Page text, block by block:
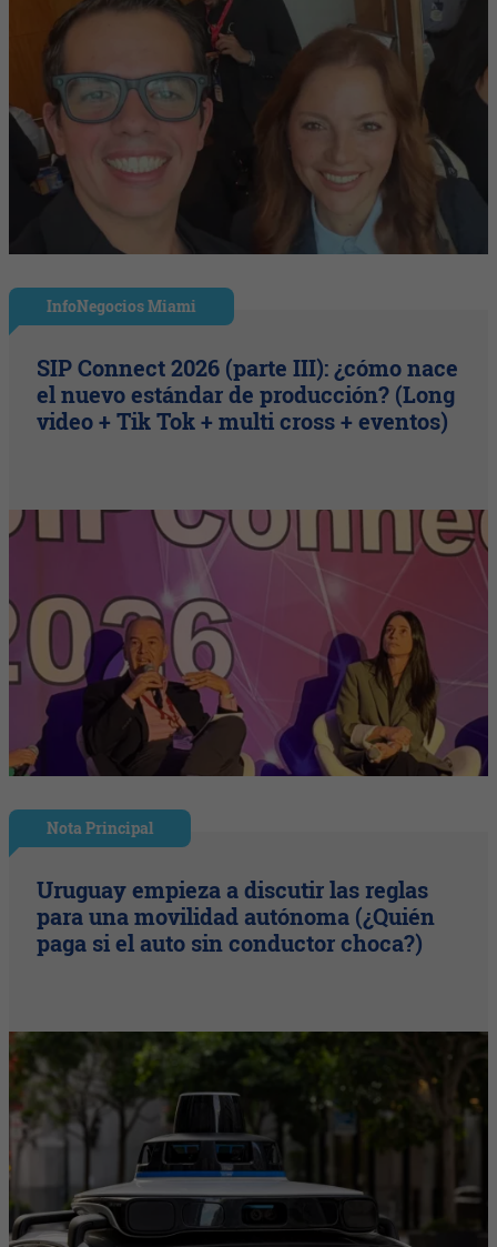
InfoNegocios Miami
SIP Connect 2026 (parte III): ¿cómo nace
el nuevo estándar de producción? (Long
video + Tik Tok + multi cross + eventos)
Nota Principal
Uruguay empieza a discutir las reglas
para una movilidad autónoma (¿Quién
paga si el auto sin conductor choca?)